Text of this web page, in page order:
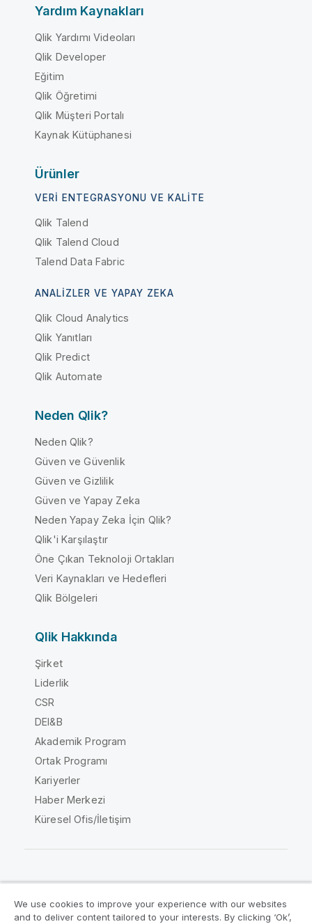
Yardım Kaynakları
Qlik Yardımı Videoları
Qlik Developer
Eğitim
Qlik Öğretimi
Qlik Müşteri Portalı
Kaynak Kütüphanesi
Ürünler
VERI ENTEGRASYONU VE KALITE
Qlik Talend
Qlik Talend Cloud
Talend Data Fabric
ANALIZLER VE YAPAY ZEKA
Qlik Cloud Analytics
Qlik Yanıtları
Qlik Predict
Qlik Automate
Neden Qlik?
Neden Qlik?
Güven ve Güvenlik
Güven ve Gizlilik
Güven ve Yapay Zeka
Neden Yapay Zeka İçin Qlik?
Qlik'i Karşılaştır
Öne Çıkan Teknoloji Ortakları
Veri Kaynakları ve Hedefleri
Qlik Bölgeleri
Qlik Hakkında
Şirket
Liderlik
CSR
DEI&B
Akademik Program
Ortak Programı
Kariyerler
Haber Merkezi
Küresel Ofis/İletişim
We use cookies to improve your experience with our websites
and to deliver content tailored to your interests. By clicking ‘Ok’,